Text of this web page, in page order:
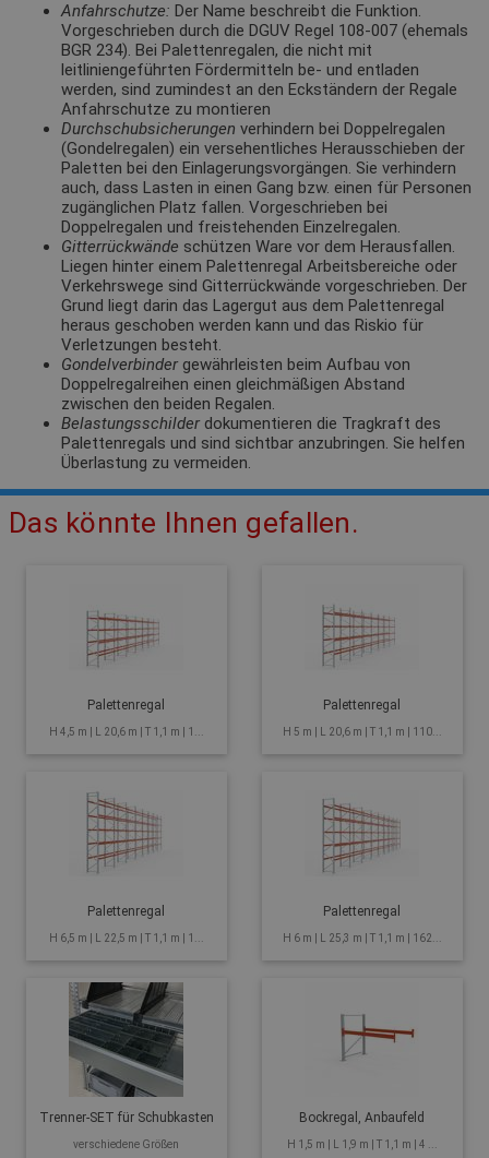
Anfahrschutze: Der Name beschreibt die Funktion.
Vorgeschrieben durch die DGUV Regel 108-007 (ehemals
BGR 234). Bei Palettenregalen, die nicht mit
leitliniengeführten Fördermitteln be- und entladen
werden, sind zumindest an den Eckständern der Regale
Anfahrschutze zu montieren
Durchschubsicherungen verhindern bei Doppelregalen
(Gondelregalen) ein versehentliches Herausschieben der
Paletten bei den Einlagerungsvorgängen. Sie verhindern
auch, dass Lasten in einen Gang bzw. einen für Personen
zugänglichen Platz fallen. Vorgeschrieben bei
Doppelregalen und freistehenden Einzelregalen.
Gitterrückwände schützen Ware vor dem Herausfallen.
Liegen hinter einem Palettenregal Arbeitsbereiche oder
Verkehrswege sind Gitterrückwände vorgeschrieben. Der
Grund liegt darin das Lagergut aus dem Palettenregal
heraus geschoben werden kann und das Riskio für
Verletzungen besteht.
Gondelverbinder gewährleisten beim Aufbau von
Doppelregalreihen einen gleichmäßigen Abstand
zwischen den beiden Regalen.
Belastungsschilder dokumentieren die Tragkraft des
Palettenregals und sind sichtbar anzubringen. Sie helfen
Überlastung zu vermeiden.
Das könnte Ihnen gefallen.
Palettenregal
H 4,5 m | L 20,6 m | T 1,1 m | 1...
Palettenregal
H 5 m | L 20,6 m | T 1,1 m | 110...
Palettenregal
H 6,5 m | L 22,5 m | T 1,1 m | 1...
Palettenregal
H 6 m | L 25,3 m | T 1,1 m | 162...
Trenner-SET für Schubkasten
verschiedene Größen
Bockregal, Anbaufeld
H 1,5 m | L 1,9 m | T 1,1 m | 4 ...